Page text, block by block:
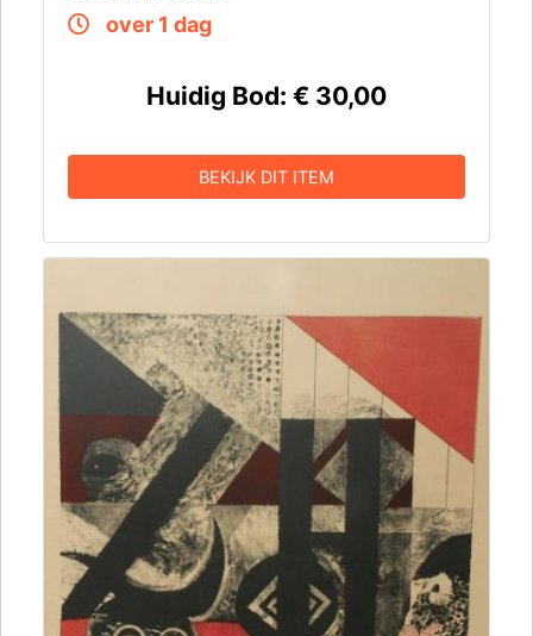
over 1 dag
Huidig Bod: € 30,00
BEKIJK DIT ITEM